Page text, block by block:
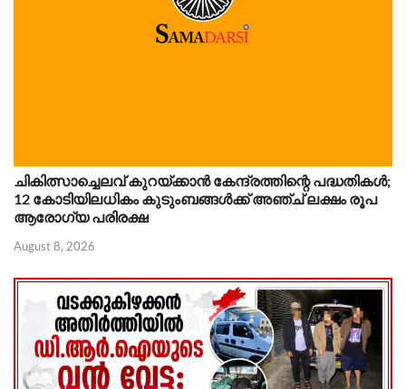
ചികിത്സാച്ചെലവ് കുറയ്ക്കാൻ കേന്ദ്രത്തിന്റെ പദ്ധതികൾ;
12 കോടിയിലധികം കുടുംബങ്ങൾക്ക് അഞ്ച് ലക്ഷം രൂപ
ആരോഗ്യ പരിരക്ഷ
August 8, 2026